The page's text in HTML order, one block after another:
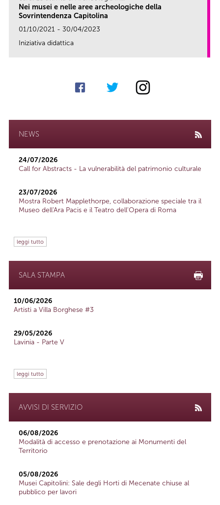
Nei musei e nelle aree archeologiche della
Sovrintendenza Capitolina
01/10/2021 - 30/04/2023
Iniziativa didattica
NEWS
24/07/2026
Call for Abstracts - La vulnerabilità del patrimonio culturale
23/07/2026
Mostra Robert Mapplethorpe, collaborazione speciale tra il
Museo dell'Ara Pacis e il Teatro dell'Opera di Roma
leggi tutto
SALA STAMPA
10/06/2026
Artisti a Villa Borghese #3
29/05/2026
Lavinia - Parte V
leggi tutto
AVVISI DI SERVIZIO
06/08/2026
Modalità di accesso e prenotazione ai Monumenti del
Territorio
05/08/2026
Musei Capitolini: Sale degli Horti di Mecenate chiuse al
pubblico per lavori